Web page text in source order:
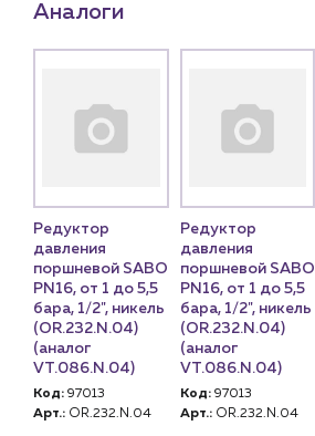
Аналоги
Редуктор
давления
поршневой SABO
PN16, от 1 до 5,5
бара, 1/2", никель
(OR.232.N.04)
(аналог
VT.086.N.04)
Код: 97013
Арт.: OR.232.N.04
Редуктор
давления
поршневой SABO
PN16, от 1 до 5,5
бара, 1/2", никель
(OR.232.N.04)
(аналог
VT.086.N.04)
Код: 97013
Арт.: OR.232.N.04